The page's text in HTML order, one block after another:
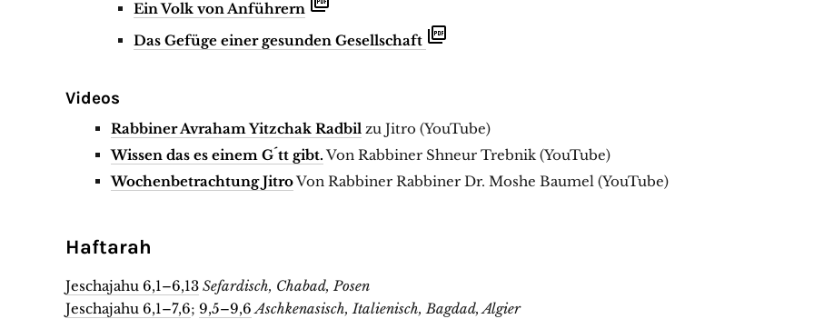
Ein Volk von Anführern
Das Gefüge einer gesunden Gesellschaft
Videos
Rabbiner Avraham Yitzchak Radbil zu Jitro (YouTube)
Wissen das es einem G´tt gibt.Von Rabbiner Shneur Trebnik (YouTube)
Wochenbetrachtung JitroVon Rabbiner Rabbiner Dr. Moshe Baumel (YouTube)
Haftarah
Jeschajahu 6,1–6,13 Sefardisch, Chabad, Posen
Jeschajahu 6,1–7,6; 9,5–9,6 Aschkenasisch, Italienisch, Bagdad, Algier